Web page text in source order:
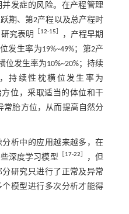
发症的风险。在产程管理
期、第2产程以及总产程时
究表明 ［12-15］
，产程早期
发生率为19%~49%；第2产
位发生率为10%~20%；持续
持续性枕横位发生率为
方位，采取适当的体位和干
常胎方位，从而提高自然分
析中的应用越来越多，在
深度学习模型 ［17-22］
，但
研究只进行了正常及异常
模型进行多次分析才能得